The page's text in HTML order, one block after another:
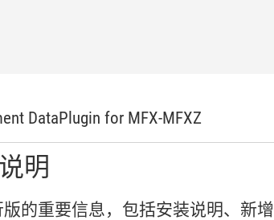
DataPlugin for MFX-MFXZ
说明
版的重要信息， 包括安装说明、 新增